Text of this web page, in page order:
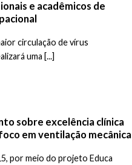
e acadêmicos de
circulação de vírus
uma [...]
sobre excelência clínica
em ventilação mecânica
por meio do projeto Educa